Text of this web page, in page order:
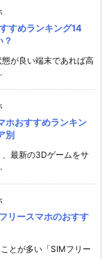
すめランキング14
が良い端末であれば高
ホおすすめランキン
別
最新の3Dゲームをサ
リースマホのおすす
とが多い「SIMフリー